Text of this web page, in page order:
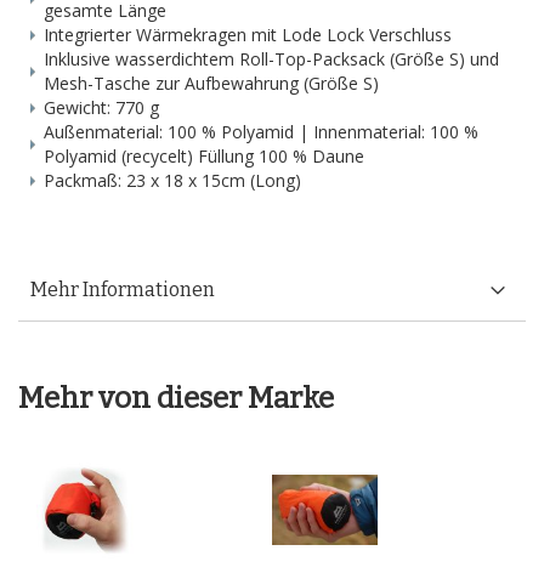
gesamte Länge
Integrierter Wärmekragen mit Lode Lock Verschluss
Inklusive wasserdichtem Roll-Top-Packsack (Größe S) und
Mesh-Tasche zur Aufbewahrung (Größe S)
Gewicht: 770 g
Außenmaterial: 100 % Polyamid | Innenmaterial: 100 %
Polyamid (recycelt) Füllung 100 % Daune
Packmaß: 23 x 18 x 15cm (Long)
Mehr Informationen
Mehr von dieser Marke